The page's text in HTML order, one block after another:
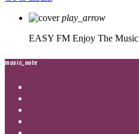
play_arrow
EASY FM Enjoy The Music
music_note